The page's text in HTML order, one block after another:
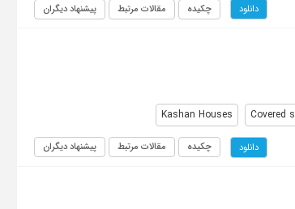
دانلود چکیده مقالات مرتبط پیشنهاد دیگران
Covered
Kashan Houses
دانلود چکیده مقالات مرتبط پیشنهاد دیگران